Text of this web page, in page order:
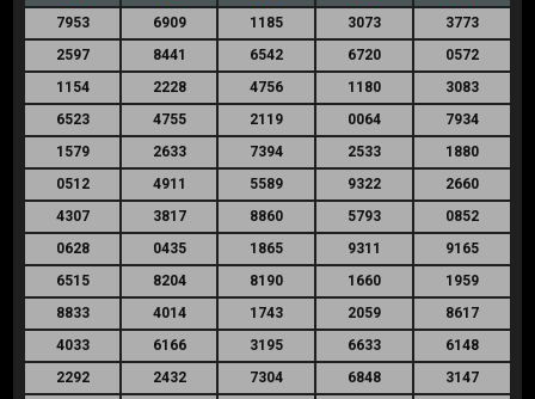
7953
6909 1185 3073
3773
2597
8441 6542 6720
0572
1154
2228 4756 1180
3083
6523
4755 2119 0064
7934
1579
2633 7394 2533
1880
0512
4911 5589 9322
2660
4307
3817 8860 5793
0852
0628
0435 1865 9311
9165
6515
8204 8190 1660
1959
8833
4014 1743 2059
8617
4033
6166 3195 6633
6148
2292
2432 7304 6848
3147